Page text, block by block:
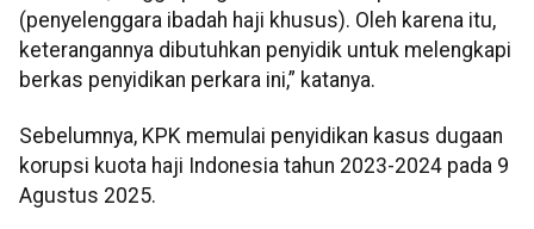
(penyelenggara ibadah haji khusus). Oleh karena itu,
keterangannya dibutuhkan penyidik untuk melengkapi
berkas penyidikan perkara ini,” katanya.
Sebelumnya, KPK memulai penyidikan kasus dugaan
korupsi kuota haji Indonesia tahun 2023-2024 pada 9
Agustus 2025.